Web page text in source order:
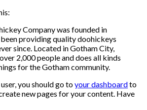
Company was founded in
been providing quality doohickeys
since. Located in Gotham City,
2,000 people and does all kinds
for the Gotham community.
you should go toyour dashboardto
new pages for your content. Have